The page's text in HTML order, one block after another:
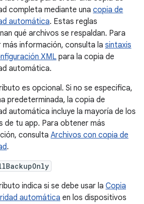
completa mediante una copia de
automática. Estas reglas
qué archivos se respaldan. Para
información, consulta la sintaxis
XML para la copia de
automática.
es opcional. Si no se especifica,
predeterminada, la copia de
automática incluye la mayoría de los
de tu app. Para obtener más
consulta Archivos con copia de
.
indica si se debe usar la Copia
automática en los dispositivos